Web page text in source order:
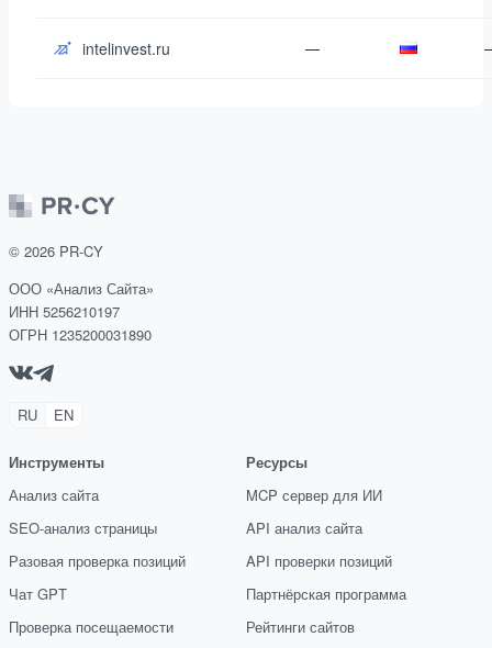
intelinvest.ru —
© 2026 PR-CY
ООО «Анализ Сайта»
ИНН 5256210197
ОГРН 1235200031890
RU EN
Инструменты
Анализ сайта
SEO-анализ страницы
Разовая проверка позиций
Чат GPT
Проверка посещаемости
Ресурсы
MCP сервер для ИИ
API анализ сайта
API проверки позиций
Партнёрская программа
Рейтинги сайтов